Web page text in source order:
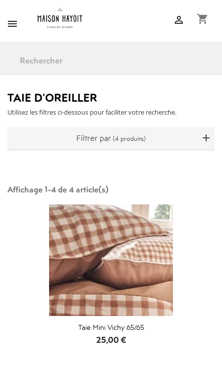
 shopping_cart

TAIE D'OREILLER
Utilisez les filtres ci-dessous pour faciliter votre recherche.
Filtrer par (4 produits)
Affichage 1-4 de 4 article(s)
Taie Mini Vichy 65/65
Prix
25,00 €